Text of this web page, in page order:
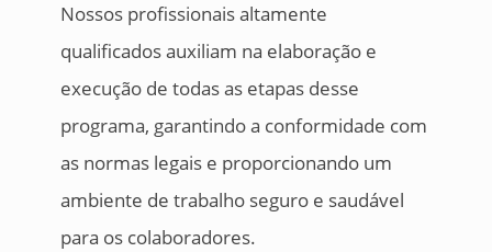
Nossos profissionais altamente
qualificados auxiliam na elaboração e
execução de todas as etapas desse
programa, garantindo a conformidade com
as normas legais e proporcionando um
ambiente de trabalho seguro e saudável
para os colaboradores.